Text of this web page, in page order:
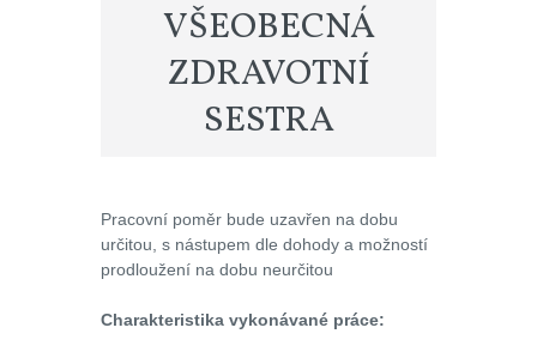
VŠEOBECNÁ
ZDRAVOTNÍ
SESTRA
Pracovní poměr bude uzavřen na dobu
určitou, s nástupem dle dohody a možností
prodloužení na dobu neurčitou
Charakteristika vykonávané práce: